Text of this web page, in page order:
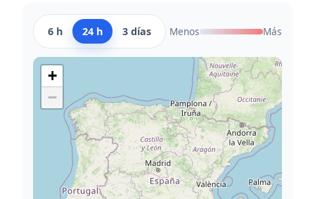
6 h 24 h 3 días Menos Más
+
−